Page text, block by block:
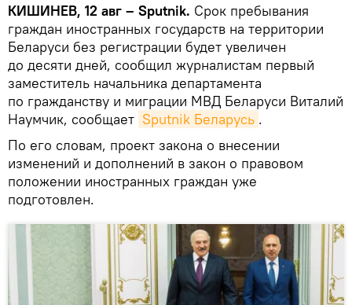
КИШИНЕВ, 12 авг – Sputnik. Срок пребывания
граждан иностранных государств на территории
Беларуси без регистрации будет увеличен
до десяти дней, сообщил журналистам первый
заместитель начальника департамента
по гражданству и миграции МВД Беларуси Виталий
Наумчик, сообщает Sputnik Беларусь .
По его словам, проект закона о внесении
изменений и дополнений в закон о правовом
положении иностранных граждан уже
подготовлен.